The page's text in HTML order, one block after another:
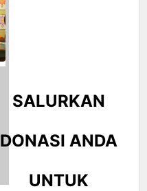
SALURKAN
DONASI ANDA
UNTUK